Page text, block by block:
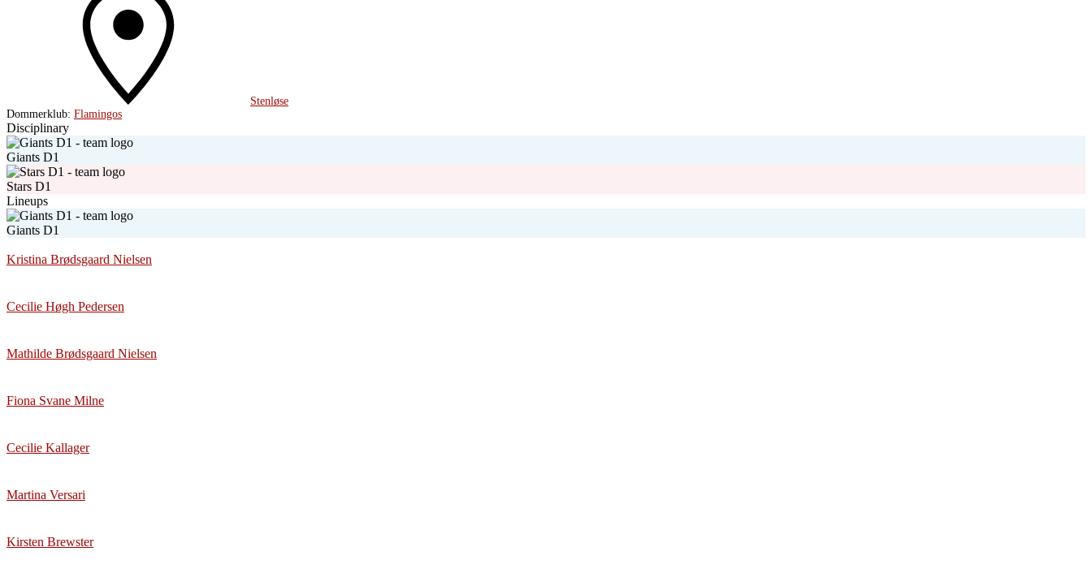
Stenløse
Dommerklub: Flamingos
Disciplinary
Giants D1
Stars D1
Lineups
Giants D1
Kristina Brødsgaard Nielsen
Cecilie Høgh Pedersen
Mathilde Brødsgaard Nielsen
Fiona Svane Milne
Cecilie Kallager
Martina Versari
Kirsten Brewster